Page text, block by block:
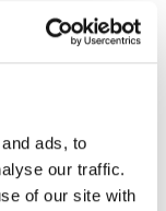
ads, to
our traffic.
of our site with